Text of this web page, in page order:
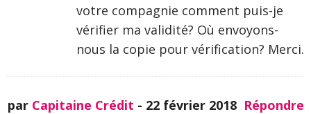
votre compagnie comment puis-je
vérifier ma validité? Où envoyons-
nous la copie pour vérification? Merci.
par Capitaine Crédit - 22 février 2018 Répondre